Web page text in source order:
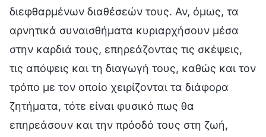
διεφθαρμένων διαθέσεών τους. Αν, όμως, τα
αρνητικά συναισθήματα κυριαρχήσουν μέσα
στην καρδιά τους, επηρεάζοντας τις σκέψεις,
τις απόψεις και τη διαγωγή τους, καθώς και τον
τρόπο με τον οποίο χειρίζονται τα διάφορα
ζητήματα, τότε είναι φυσικό πως θα
επηρεάσουν και την πρόοδό τους στη ζωή,